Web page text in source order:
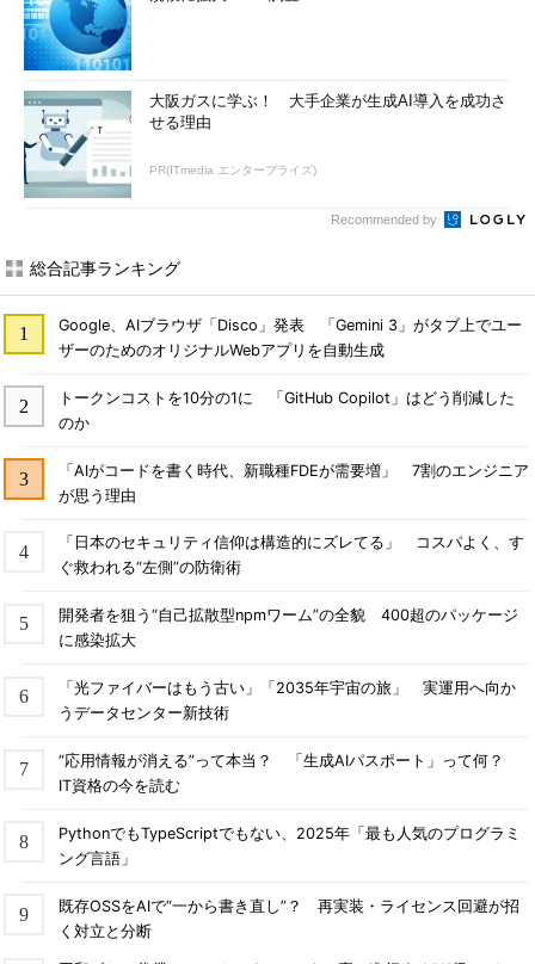
大阪ガスに学ぶ！ 大手企業が生成AI導入を成功さ
せる理由
PR(ITmedia エンタープライズ)
Recommended by
総合記事ランキング
Google、AIブラウザ「Disco」発表 「Gemini 3」がタブ上でユー
ザーのためのオリジナルWebアプリを自動生成
トークンコストを10分の1に 「GitHub Copilot」はどう削減した
のか
「AIがコードを書く時代、新職種FDEが需要増」 7割のエンジニア
が思う理由
「日本のセキュリティ信仰は構造的にズレてる」 コスパよく、す
ぐ救われる“左側”の防衛術
開発者を狙う“自己拡散型npmワーム”の全貌 400超のパッケージ
に感染拡大
「光ファイバーはもう古い」「2035年宇宙の旅」 実運用へ向か
うデータセンター新技術
“応用情報が消える”って本当？ 「生成AIパスポート」って何？
IT資格の今を読む
PythonでもTypeScriptでもない、2025年「最も人気のプログラミ
ング言語」
既存OSSをAIで“一から書き直し”？ 再実装・ライセンス回避が招
く対立と分断